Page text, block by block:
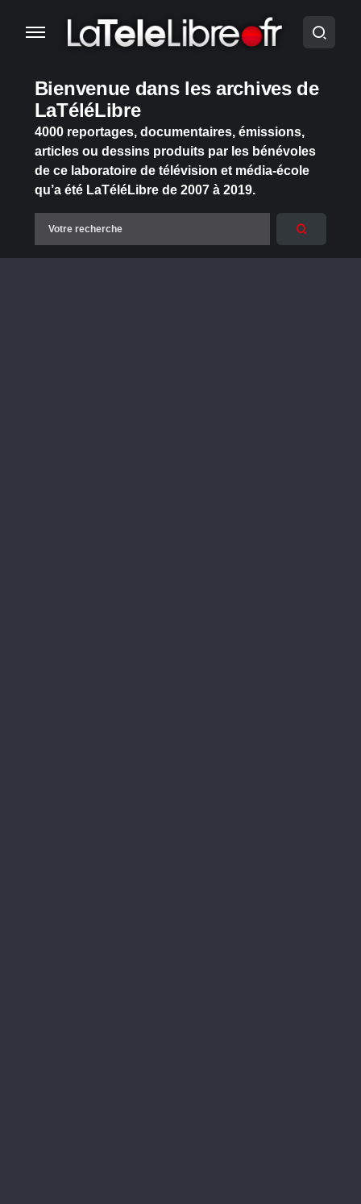
Bienvenue dans les archives de
LaTéléLibre
4000 reportages, documentaires, émissions,
articles ou dessins produits par les bénévoles
de ce laboratoire de télévision et média-école
qu’a été LaTéléLibre de 2007 à 2019.